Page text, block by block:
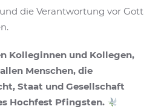
die Verantwortung vor Gott
Kolleginnen und Kollegen,
Menschen, die
Staat und Gesellschaft
Hochfest Pfingsten.